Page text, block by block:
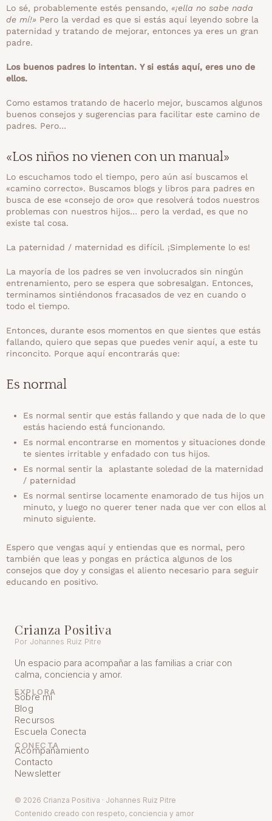
Lo sé, probablemente estés pensando, «¡ella no sabe nada
de mí!» Pero la verdad es que si estás aquí leyendo sobre la
paternidad y tratando de mejorar, entonces ya eres un gran
padre.
Los buenos padres lo intentan. Y si estás aquí, eres uno de
ellos.
Como estamos tratando de hacerlo mejor, buscamos algunos
buenos consejos y sugerencias para facilitar este camino de
padres. Pero…
«Los niños no vienen con un manual»
Lo escuchamos todo el tiempo, pero aún así buscamos el
«camino correcto». Buscamos blogs y libros para padres en
busca de ese «consejo de oro» que resolverá todos nuestros
problemas con nuestros hijos… pero la verdad, es que no
existe tal cosa.
La paternidad / maternidad es difícil. ¡Simplemente lo es!
La mayoría de los padres se ven involucrados sin ningún
entrenamiento, pero se espera que sobresalgan. Entonces,
terminamos sintiéndonos fracasados de vez en cuando o
todo el tiempo.
Entonces, durante esos momentos en que sientes que estás
fallando, quiero que sepas que puedes venir aquí, a este tu
rinconcito. Porque aquí encontrarás que:
Es normal
Es normal sentir que estás fallando y que nada de lo que
estás haciendo está funcionando.
Es normal encontrarse en momentos y situaciones donde
te sientes irritable y enfadado con tus hijos.
Es normal sentir la aplastante soledad de la maternidad
/ paternidad
Es normal sentirse locamente enamorado de tus hijos un
minuto, y luego no querer tener nada que ver con ellos al
minuto siguiente.
Espero que vengas aquí y entiendas que es normal, pero
también que leas y pongas en práctica algunos de los
consejos que doy y consigas el aliento necesario para seguir
educando en positivo.
Crianza Positiva
Por Johannes Ruiz Pitre
Un espacio para acompañar a las familias a criar con
calma, conciencia y amor.
EXPLORA
Sobre mí
Blog
Recursos
Escuela Conecta
CONECTA
Acompañamiento
Contacto
Newsletter
© 2026 Crianza Positiva · Johannes Ruiz Pitre
Contenido creado con respeto, conciencia y amor